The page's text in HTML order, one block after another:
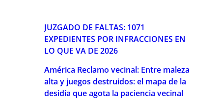
JUZGADO DE FALTAS: 1071
EXPEDIENTES POR INFRACCIONES EN
LO QUE VA DE 2026
América Reclamo vecinal: Entre maleza
alta y juegos destruidos: el mapa de la
desidia que agota la paciencia vecinal